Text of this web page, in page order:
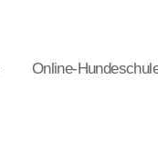
Online-